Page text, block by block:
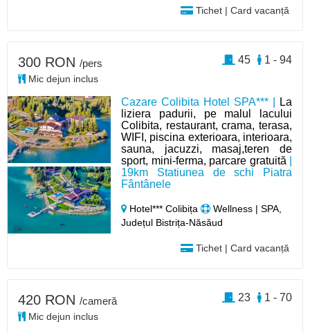
Tichet | Card vacanță
Cazare Colibita Hotel SPA*** |
La
liziera padurii, pe malul lacului
Colibita, restaurant, crama, terasa,
WIFI, piscina exterioara, interioara,
sauna, jacuzzi, masaj,teren de
sport, mini-ferma, parcare gratuită
19km Statiunea de schi Piatra
Fântânele
Hotel*** Colibița
Wellness | SPA,
Județul Bistrița-Năsăud
Tichet | Card vacanță
300 RON /pers
Mic dejun inclus
1 - 94
45
420 RON /cameră
Mic dejun inclus
1 - 70
23